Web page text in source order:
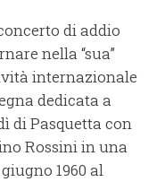
di addio
nella “sua”
internazionale
dedicata a
di Pasquetta con
Rossini in una
1960 al